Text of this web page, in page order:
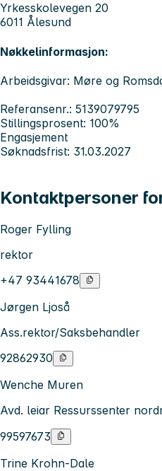
Yrkesskolevegen 20
6011 Ålesund
Nøkkelinformasjon:
Arbeidsgivar: Møre og
Referansenr.: 5139079795
Stillingsprosent: 100%
Engasjement
Søknadsfrist: 31.03.2027
Kontaktpersoner
Roger Fylling
rektor
+47 93441678
Jørgen Ljoså
Ass.rektor/Saksbehandler
92862930
Wenche Muren
Avd. leiar Ressurssenter
99597673
Trine Krohn-Dale